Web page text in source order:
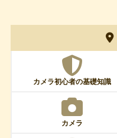
カメラ初心者の基礎知識
カメラ